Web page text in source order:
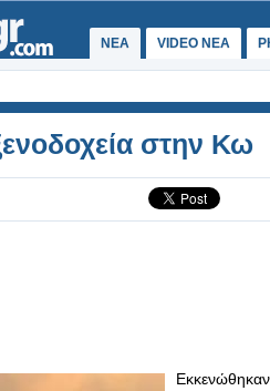
ΝΕΑ VIDEO NEA
στην Κω
Εκκενώθηκαν